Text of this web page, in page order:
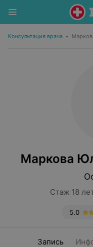
Консультация врача •
Маркова
Стаж 18
5.0
Запись